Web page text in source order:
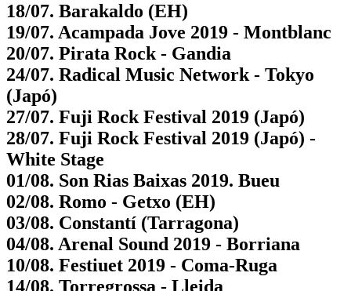
18/07. Barakaldo (EH)
19/07. Acampada Jove 2019 - Montblanc
20/07. Pirata Rock - Gandia
24/07. Radical Music Network - Tokyo
(Japó)
27/07. Fuji Rock Festival 2019 (Japó)
28/07. Fuji Rock Festival 2019 (Japó) -
White Stage
01/08. Son Rias Baixas 2019. Bueu
02/08. Romo - Getxo (EH)
03/08. Constantí (Tarragona)
04/08. Arenal Sound 2019 - Borriana
10/08. Festiuet 2019 - Coma-Ruga
14/08. Torregrossa - Lleida